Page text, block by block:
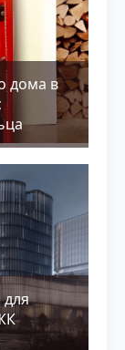
дома в
для